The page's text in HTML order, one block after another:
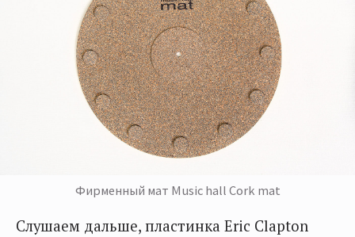
Фирменный мат Music hall Cork mat
Слушаем дальше, пластинка Eric Clapton